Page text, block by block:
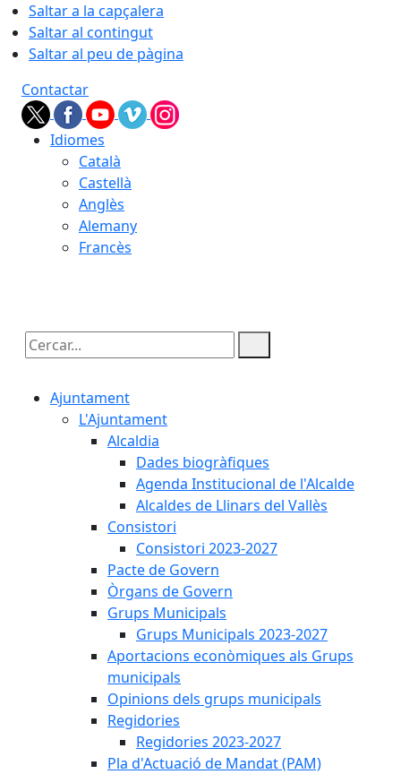
Saltar a la capçalera
Saltar al contingut
Saltar al peu de pàgina
Contactar
Idiomes
Català
Castellà
Anglès
Alemany
Francès
Cercar:
Ajuntament
L'Ajuntament
Alcaldia
Dades biogràfiques
Agenda Institucional de l'Alcalde
Alcaldes de Llinars del Vallès
Consistori
Consistori 2023-2027
Pacte de Govern
Òrgans de Govern
Grups Municipals
Grups Municipals 2023-2027
Aportacions econòmiques als Grups
municipals
Opinions dels grups municipals
Regidories
Regidories 2023-2027
Pla d'Actuació de Mandat (PAM)